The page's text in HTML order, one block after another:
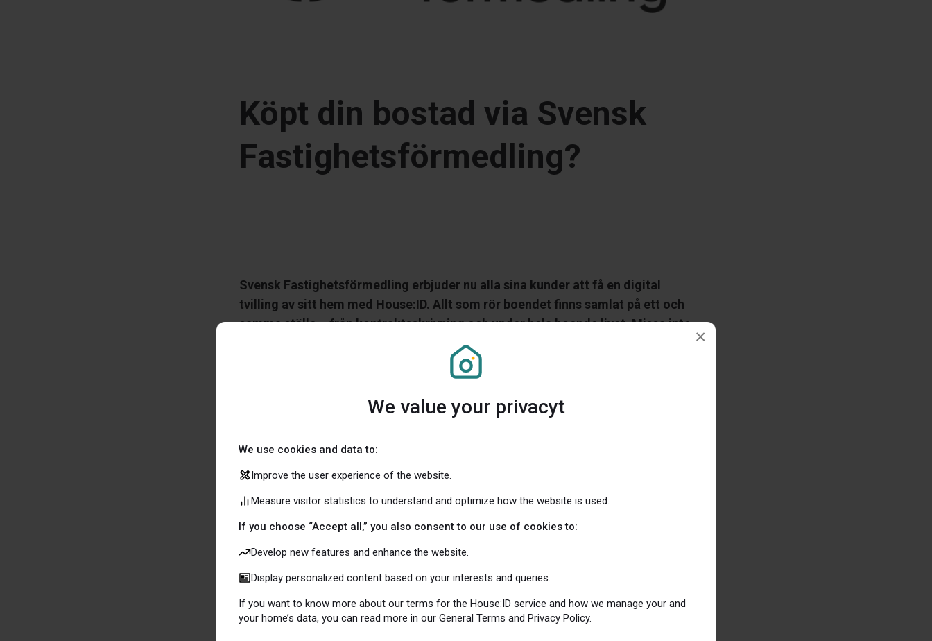
We value your privacyt
We use cookies and data to:
Improve the user experience of the website.
Measure visitor statistics to understand and optimize how the website is used.
If you choose “Accept all,” you also consent to our use of cookies to:
Develop new features and enhance the website.
Display personalized content based on your interests and queries.
If you want to know more about our terms for the House:ID service and how we manage your and
your home’s data, you can read more in our General Terms and Privacy Policy.
×
Köpt din bostad via Svensk
Fastighetsförmedling?
Svensk Fastighetsförmedling erbjuder nu alla sina kunder att få en digital
tvilling av sitt hem med House:ID. Allt som rör boendet finns samlat på ett och
samma ställe – från kontraktsskrivning och under hela boende livet. Missa inte
månaderna så kan du nu automatiskt hämta hem all informationen som mäklaren
Klicka på bannern som du hittar underMin Bostad(ellerMeny – Bostadens
inställningar – Datakopplingar).
Verifiera dig med BankID så laddar vi upp bilder och dokument som finns för din
Saknar du någon information så hör gärna av dig så hjälper vi dig!